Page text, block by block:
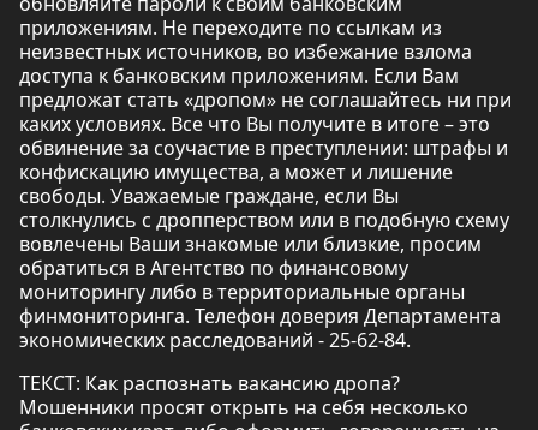
приложениям. Не переходите по ссылкам из
неизвестных источников, во избежание взлома
доступа к банковским приложениям. Если Вам
предложат стать «дропом» не соглашайтесь ни при
каких условиях. Все что Вы получите в итоге – это
обвинение за соучастие в преступлении: штрафы и
конфискацию имущества, а может и лишение
свободы. Уважаемые граждане, если Вы
столкнулись с дропперством или в подобную схему
вовлечены Ваши знакомые или близкие, просим
обратиться в Агентство по финансовому
мониторингу либо в территориальные органы
финмониторинга. Телефон доверия Департамента
экономических расследований - 25-62-84.
ТЕКСТ: Как распознать вакансию дропа?
Мошенники просят открыть на себя несколько